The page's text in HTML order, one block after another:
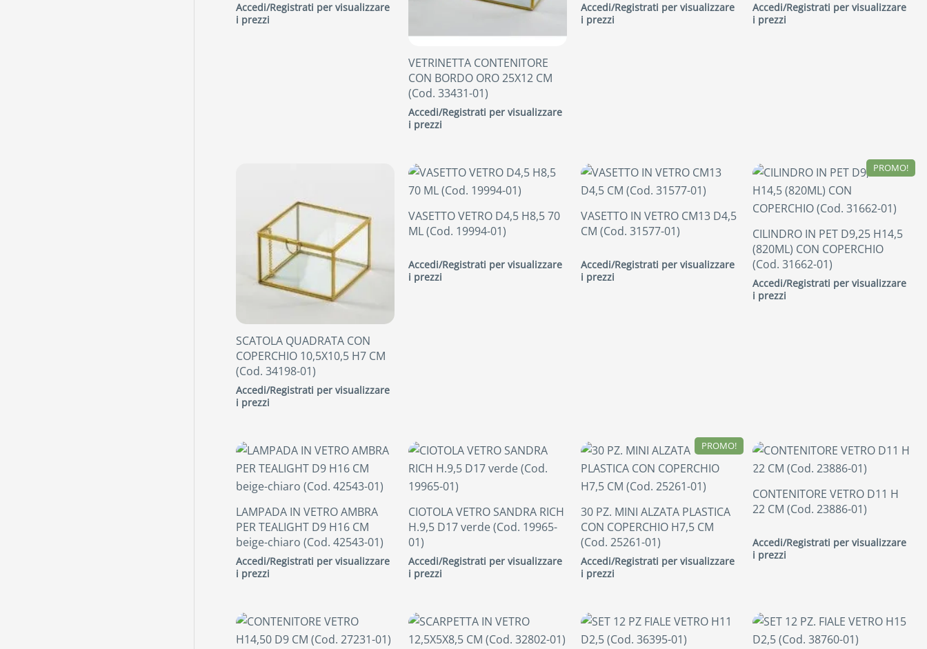
Accedi/Registrati per visualizzare
i prezzi
VETRINETTA CONTENITORE
CON BORDO ORO 25X12 CM
(Cod. 33431-01)
Accedi/Registrati per visualizzare
i prezzi
Accedi/Registrati per visualizzare
i prezzi
Accedi/Registrati per visualizzare
i prezzi
SCATOLA QUADRATA CON
COPERCHIO 10,5X10,5 H7 CM
(Cod. 34198-01)
Accedi/Registrati per visualizzare
i prezzi
VASETTO VETRO D4,5 H8,5 70
ML (Cod. 19994-01)
Accedi/Registrati per visualizzare
i prezzi
VASETTO IN VETRO CM13 D4,5
CM (Cod. 31577-01)
Accedi/Registrati per visualizzare
i prezzi
PROMO!
CILINDRO IN PET D9,25 H14,5
(820ML) CON COPERCHIO
(Cod. 31662-01)
Accedi/Registrati per visualizzare
i prezzi
LAMPADA IN VETRO AMBRA
PER TEALIGHT D9 H16 CM
beige-chiaro (Cod. 42543-01)
Accedi/Registrati per visualizzare
i prezzi
CIOTOLA VETRO SANDRA RICH
H.9,5 D17 verde (Cod. 19965-
01)
Accedi/Registrati per visualizzare
i prezzi
PROMO!
30 PZ. MINI ALZATA PLASTICA
CON COPERCHIO H7,5 CM
(Cod. 25261-01)
Accedi/Registrati per visualizzare
i prezzi
CONTENITORE VETRO D11 H
22 CM (Cod. 23886-01)
Accedi/Registrati per visualizzare
i prezzi